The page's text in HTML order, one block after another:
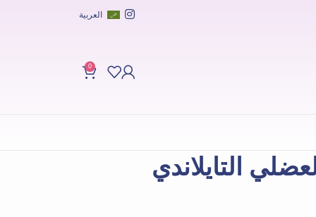
العربية
0
التايلاندي